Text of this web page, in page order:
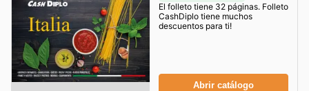
El folleto tiene 32 páginas. Folleto
CashDiplo tiene muchos
descuentos para ti!
Abrir catálogo